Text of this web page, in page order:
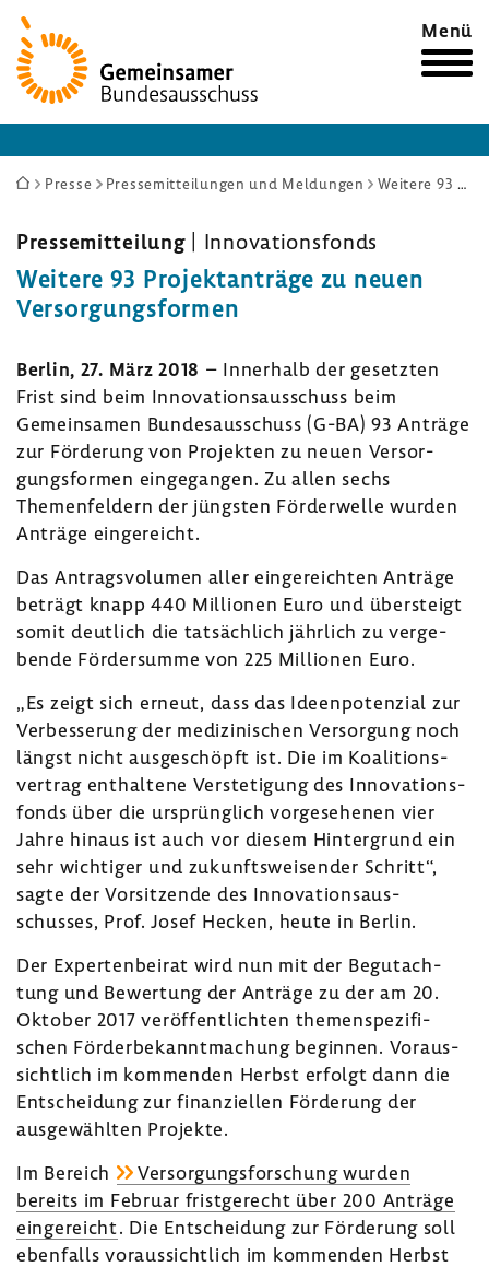
Zur
Startseite
Menü
Sie
hier:
Presse Pressemitteilungen und Meldungen Weitere 93 Projektanträge zu neuen Versorgungsformen
Pres­se­mit­tei­lung | Inno­va­ti­ons­fonds
Weitere 93 Projekt­an­träge zu neuen
Versor­gungs­formen
Berlin, 27. März 2018 – Inner­halb der gesetzten
Frist sind beim Inno­va­ti­ons­aus­schuss beim
Gemein­samen Bundes­aus­schuss (G-BA) 93 Anträge
zur Förde­rung von Projekten zu neuen Versor­
gungs­formen einge­gangen. Zu allen sechs
Themen­fel­dern der jüngsten Förder­welle wurden
Anträge einge­reicht.
Das Antrags­vo­lumen aller einge­reichten Anträge
beträgt knapp 440 Millionen Euro und über­steigt
somit deut­lich die tatsäch­lich jähr­lich zu verge­
bende Förder­summe von 225 Millionen Euro.
„Es zeigt sich erneut, dass das Ideen­po­ten­zial zur
Verbes­se­rung der medi­zi­ni­schen Versor­gung noch
längst nicht ausge­schöpft ist. Die im Koali­ti­ons­
ver­trag enthal­tene Verste­ti­gung des Inno­va­ti­ons­
fonds über die ursprüng­lich vorge­se­henen vier
Jahre hinaus ist auch vor diesem Hinter­grund ein
sehr wich­tiger und zukunfts­wei­sender Schritt“,
sagte der Vorsit­zende des Inno­va­ti­ons­aus­
schusses, Prof. Josef Hecken, heute in Berlin.
Der Exper­ten­beirat wird nun mit der Begut­ach­
tung und Bewer­tung der Anträge zu der am 20.
Oktober 2017 veröf­fent­lichten themen­spe­zi­fi­
schen Förder­be­kannt­ma­chung beginnen. Voraus­
sicht­lich im kommenden Herbst erfolgt dann die
Entschei­dung zur finan­zi­ellen Förde­rung der
ausge­wählten Projekte.
Im Bereich
Versor­gungs­for­schung wurden
bereits im Februar frist­ge­recht über 200 Anträge
einge­reicht. Die Entschei­dung zur Förde­rung soll
eben­falls voraus­sicht­lich im kommenden Herbst